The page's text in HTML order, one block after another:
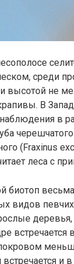
среди
высотой не
В
в
(Fraxinus
леса с
биотоп
видов
деревья,
и